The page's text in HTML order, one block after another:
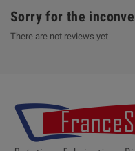
Sorry for the
There are not reviews yet